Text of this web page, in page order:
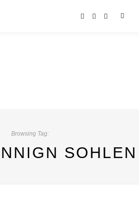
Browsing Tag:
SOHLEN